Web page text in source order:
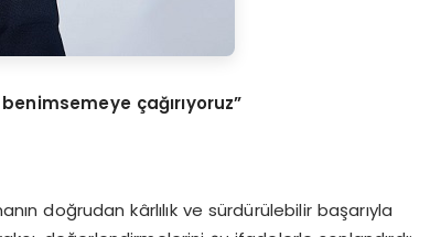
benimsemeye çağırıyoruz”
doğrudan kârlılık ve sürdürülebilir başarıyla